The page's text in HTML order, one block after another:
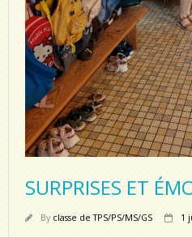
SURPRISES ET
By classe de TPS/PS/MS/GS 1